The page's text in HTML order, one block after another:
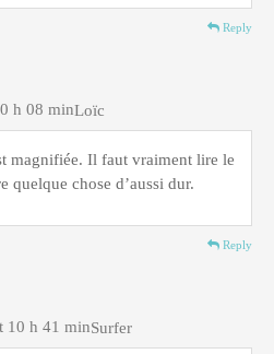
Reply
Loïc
h 08 min
magnifiée. Il faut vraiment lire le
quelque chose d’aussi dur.
Reply
Surfer
10 h 41 min